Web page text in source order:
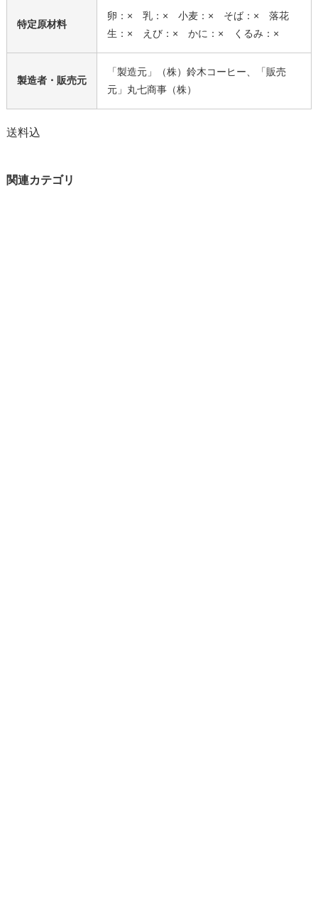
特定原材料
卵：× 乳：× 小麦：× そば：× 落花
生：× えび：× かに：× くるみ：×
製造者・販売元
「製造元」（株）鈴木コーヒー、「販売
元」丸七商事（株）
送料込